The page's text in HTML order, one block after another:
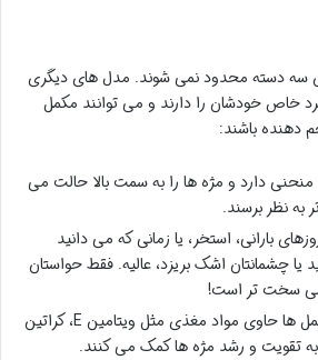
سه دسته محدود نمی شوند. مدل های دیگری
خاص خودشان را دارند و می توانند مکمل
دهنده باشند:
دارد و مژه ها را به سمت بالا حالت می
به نظر برسند.
بارانی، استخر، یا زمانی که می دانید
چشمانتان اشک بریزد، عالیه. فقط حواستان
سخت تر است!
این ریمل ها حاوی مواد مغذی مثل ویتامین E، کراتین
به تقویت و رشد مژه ها کمک می کنند.